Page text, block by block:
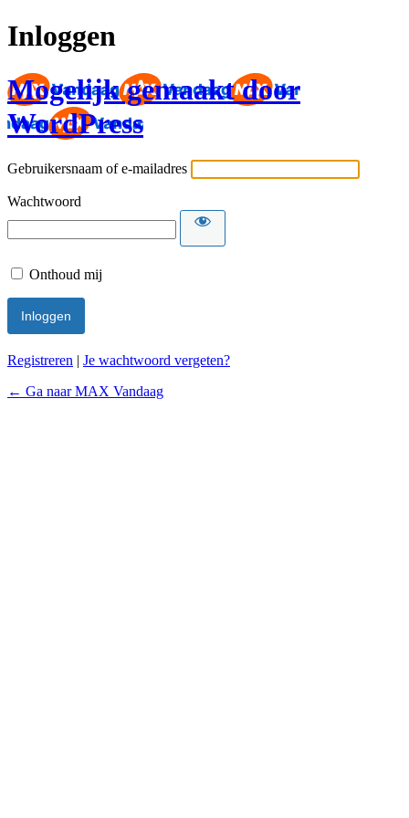
Inloggen
Mogelijk gemaakt door
WordPress
Gebruikersnaam of e-mailadres
Wachtwoord
Onthoud mij
Registreren | Je wachtwoord vergeten?
← Ga naar MAX Vandaag